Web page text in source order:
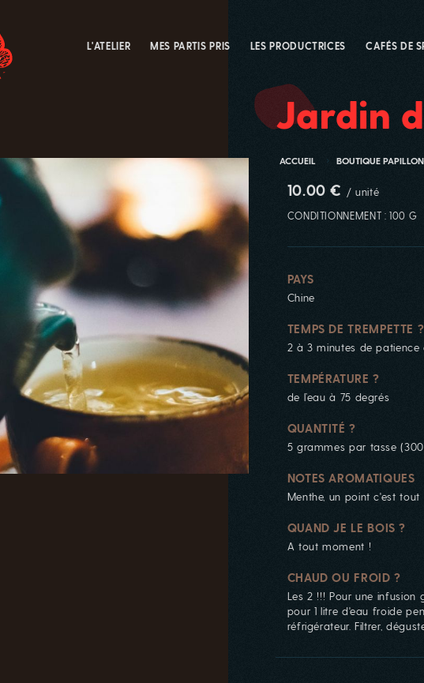
L'ATELIER MES PARTIS PRIS LES PRODUCTRICES CAFÉS DE
Jardin
ACCUEIL BOUTIQUE
10.00 € / unité
CONDITIONNEMENT : 100 G
PAYS
Chine
TEMPS DE TREMPETTE
2 à 3 minutes de patience
TEMPÉRATURE ?
de l’eau à 75 degrés
QUANTITÉ ?
5 grammes par tasse
NOTES AROMATIQUES
Menthe, un point c'est tout
QUAND JE LE BOIS ?
A tout moment !
CHAUD OU FROID ?
Les 2 !!! Pour une infusion
pour 1 litre d'eau froide
réfrigérateur. Filtrer,